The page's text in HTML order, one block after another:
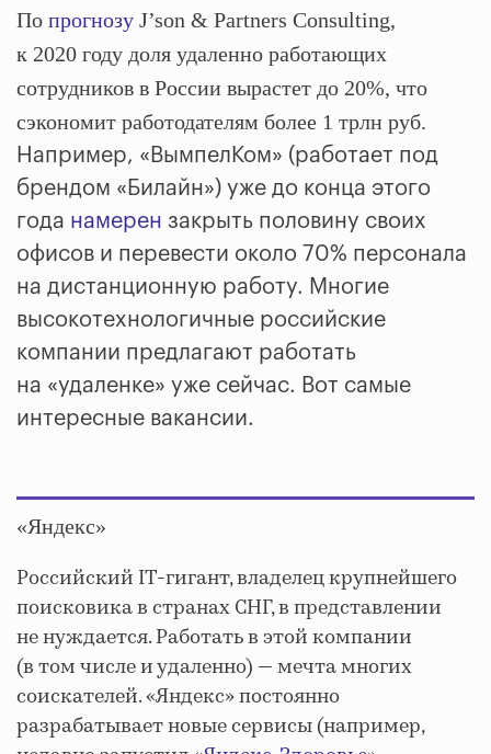
По прогнозу J’son & Partners Consulting,
к 2020 году доля удаленно работающих
сотрудников в России вырастет до 20%, что
сэкономит работодателям более 1 трлн руб.
Например, «ВымпелКом» (работает под
брендом «Билайн») уже до конца этого
года намерен закрыть половину своих
офисов и перевести около 70% персонала
на дистанционную работу. Многие
высокотехнологичные российские
компании предлагают работать
на «удаленке» уже сейчас. Вот самые
интересные вакансии.
«Яндекс»
Российский IT-гигант, владелец крупнейшего
поисковика в странах СНГ, в представлении
не нуждается. Работать в этой компании
(в том числе и удаленно) — мечта многих
соискателей. «Яндекс» постоянно
разрабатывает новые сервисы (например,